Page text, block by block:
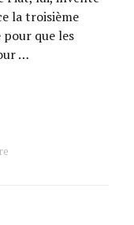
la troisième
pour que les
…